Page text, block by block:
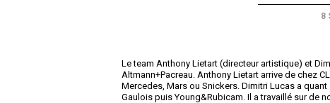
8
Le team Anthony Lietart (directeur artistique) et
Altmann+Pacreau. Anthony Lietart arrive de chez
Mercedes, Mars ou Snickers. Dimitri Lucas a
Gaulois puis Young&Rubicam. Il a travaillé sur de